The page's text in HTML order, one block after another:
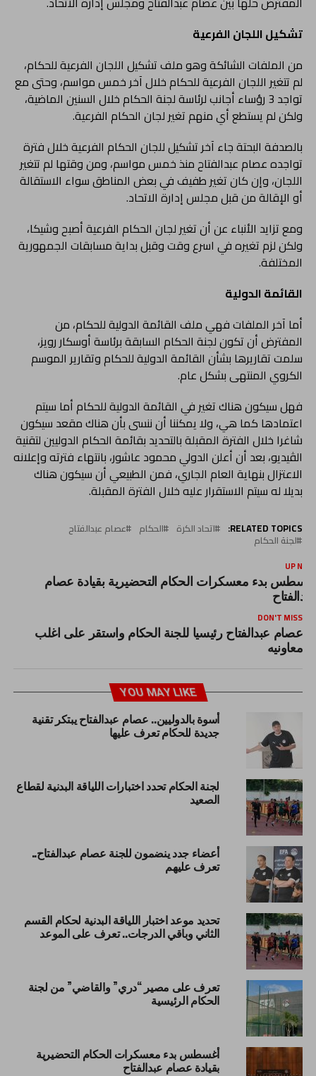
تشكيل اللجان الفرعية
من الملفات الشائكة وهو ملف تشكيل اللجان الفرعية للحكام،
لم تتغير اللجان الفرعية للحكام خلال آخر خمس مواسم، وحتى مع
تواجد 3 رؤساء أجانب لرئاسة لجنة الحكام خلال السنين الماضية،
ولكن لم يستطع أي منهم تغير لجان الحكام الفرعية.
بالصدفة البحتة جاء آخر تشكيل للجان الحكام الفرعية خلال فترة
تواجده عصام عبدالفتاح منذ خمس مواسم، ومن وقتها لم تتغير
اللجان، وإن كان تغير طفيف في بعض المناطق سواء الاستقالة
أو الإقالة من قبل مجلس إدارة الاتحاد.
ومع تزايد الأنباء عن أن تغير لجان الحكام الفرعية أصبح وشيكا،
ولكن لزم تغيره في اسرع وقت وقبل بداية مسابقات الجمهورية
المختلفة.
القائمة الدولية
أما آخر الملفات فهي ملف القائمة الدولية للحكام، من
المفترض أن تكون لجنة الحكام السابقة برئاسة أوسكار رويز،
سلمت تقاريرها بشأن القائمة الدولية للحكام وتقارير الموسم
الكروي المنتهى بشكل عام.
فهل سيكون هناك تغير في القائمة الدولية للحكام أما سيتم
اعتمادها كما هي، ولا يمكننا أن ننسى بأن هناك مقعد سيكون
شاغرا خلال الفترة المقبلة بالتحديد بقائمة الحكام الدوليين لتقنية
الڤيديو، بعد أن أعلن الدولي محمود عاشور، بانتهاء فترته وإعلانه
الاعتزال بنهاية العام الجاري، فمن الطبيعي أن سيكون هناك
بديلا له سيتم الاستقرار عليه خلال الفترة المقبلة.
RELATED TOPICS: اتحاد الكرة الحكام عصام عبدالفتاح
لجنة الحكام
UP
بدء معسكرات الحكام التحضيرية بقيادة عصام
DON'T MISS
عصام عبدالفتاح رئيسيا للجنة الحكام واستقر على اغلب
معاونيه
YOU MAY LIKE
أسوة بالدوليين.. عصام عبدالفتاح يبتكر تقنية
جديدة للحكام تعرف عليها
لجنة الحكام تحدد اختبارات اللياقة البدنية لقطاع
الصعيد
أعضاء جدد ينضمون للجنة عصام عبدالفتاح..
تعرف عليهم
تحديد موعد اختبار اللياقة البدنية لحكام القسم
الثاني وباقي الدرجات.. تعرف على الموعد
تعرف على مصير “دري” والقاضي” من لجنة
الحكام الرئيسية
أغسطس بدء معسكرات الحكام التحضيرية
بقيادة عصام عبدالفتاح